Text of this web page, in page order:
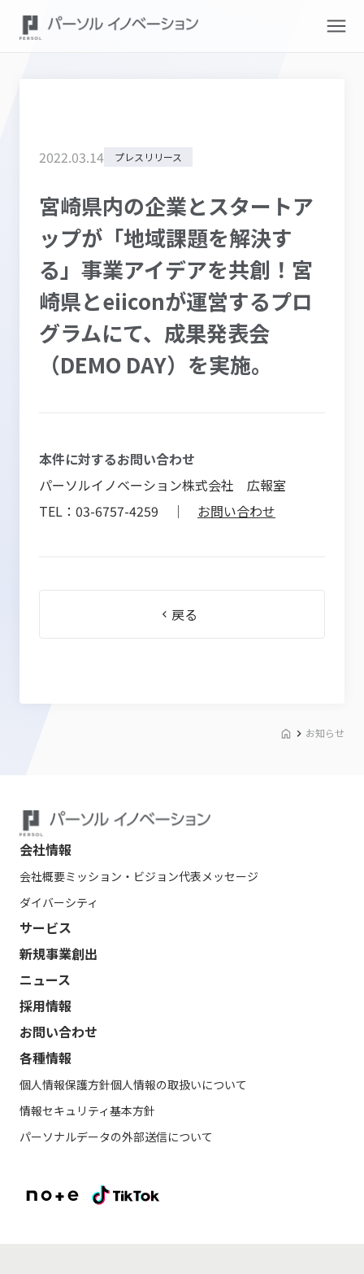
2022.03.14 プレスリリース
宮崎県内の企業とスタートア
ップが「地域課題を解決す
る」事業アイデアを共創！宮
崎県とeiiconが運営するプロ
グラムにて、成果発表会
（DEMO DAY）を実施。
本件に対するお問い合わせ
パーソルイノベーション株式会社 広報室
TEL：03-6757-4259 ｜ お問い合わせ
戻る
お知らせ
会社情報
会社概要ミッション・ビジョン代表メッセージ
ダイバーシティ
サービス
新規事業創出
ニュース
採用情報
お問い合わせ
各種情報
個人情報保護方針個人情報の取扱いについて
情報セキュリティ基本方針
パーソナルデータの外部送信について